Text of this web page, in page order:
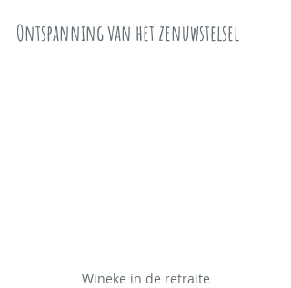
Ontspanning van het zenuwstelsel
Wineke in de retraite